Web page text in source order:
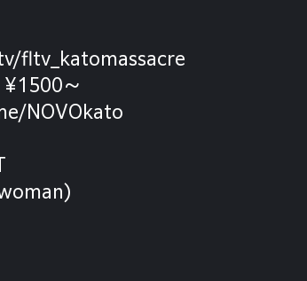
fltv_katomassacre
〜
NOVOkato